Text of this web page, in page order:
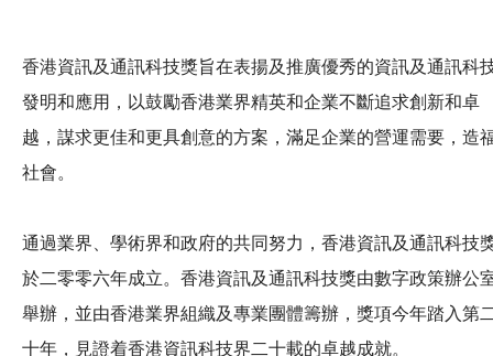
香港資訊及通訊科技獎旨在表揚及推廣優秀的資訊及通訊科
發明和應用，以鼓勵香港業界精英和企業不斷追求創新和卓
越，謀求更佳和更具創意的方案，滿足企業的營運需要，造
社會。
通過業界、學術界和政府的共同努力，香港資訊及通訊科技
於二零零六年成立。香港資訊及通訊科技獎由數字政策辦公
舉辦，並由香港業界組織及專業團體籌辦，獎項今年踏入第
十年，見證着香港資訊科技界二十載的卓越成就。